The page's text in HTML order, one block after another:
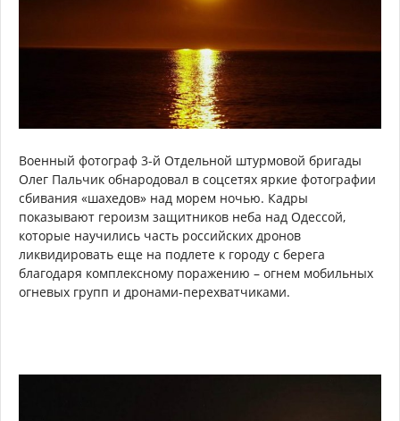
Военный фотограф 3-й Отдельной штурмовой бригады
Олег Пальчик обнародовал в соцсетях яркие фотографии
сбивания «шахедов» над морем ночью. Кадры
показывают героизм защитников неба над Одессой,
которые научились часть российских дронов
ликвидировать еще на подлете к городу с берега
благодаря комплексному поражению – огнем мобильных
огневых групп и дронами-перехватчиками.